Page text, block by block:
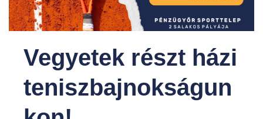
Vegyetek részt házi
teniszbajnokságun